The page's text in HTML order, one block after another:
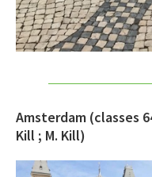
Amsterdam (classes
Kill ; M. Kill)